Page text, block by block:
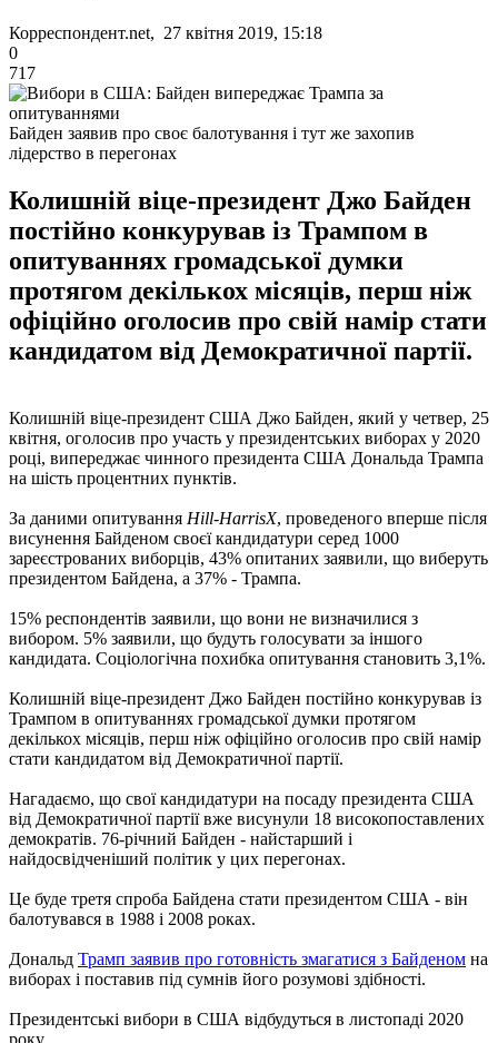
Корреспондент.net, 27 квітня 2019, 15:18
0
717
Байден заявив про своє балотування і тут же захопив
лідерство в перегонах
Колишній віце-президент Джо Байден
постійно конкурував із Трампом в
опитуваннях громадської думки
протягом декількох місяців, перш ніж
офіційно оголосив про свій намір стати
кандидатом від Демократичної партії.
Колишній віце-президент США Джо Байден, який у четвер, 25
квітня, оголосив про участь у президентських виборах у 2020
році, випереджає чинного президента США Дональда Трампа
на шість процентних пунктів.
За даними опитування Hill-HarrisX, проведеного вперше після
висунення Байденом своєї кандидатури серед 1000
зареєстрованих виборців, 43% опитаних заявили, що виберуть
президентом Байдена, а 37% - Трампа.
15% респондентів заявили, що вони не визначилися з
вибором. 5% заявили, що будуть голосувати за іншого
кандидата. Соціологічна похибка опитування становить 3,1%.
Колишній віце-президент Джо Байден постійно конкурував із
Трампом в опитуваннях громадської думки протягом
декількох місяців, перш ніж офіційно оголосив про свій намір
стати кандидатом від Демократичної партії.
Нагадаємо, що свої кандидатури на посаду президента США
від Демократичної партії вже висунули 18 високопоставлених
демократів. 76-річний Байден - найстарший і
найдосвідченіший політик у цих перегонах.
Це буде третя спроба Байдена стати президентом США - він
балотувався в 1988 і 2008 роках.
Дональд Трамп заявив про готовність змагатися з Байденом на
виборах і поставив під сумнів його розумові здібності.
Президентські вибори в США відбудуться в листопаді 2020
року.